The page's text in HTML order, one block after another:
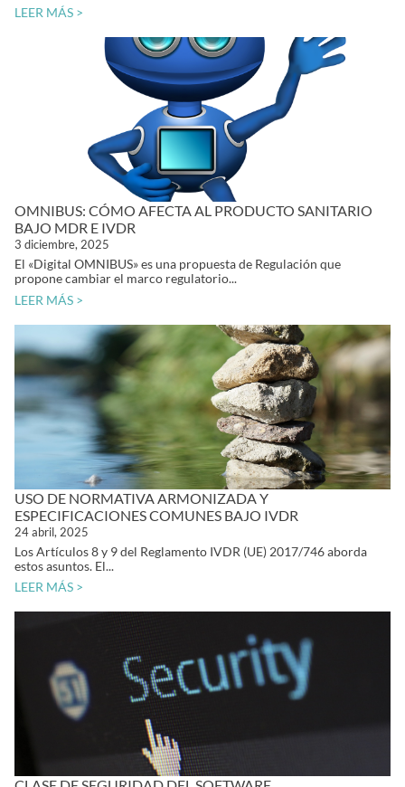
LEER MÁS >
OMNIBUS: CÓMO AFECTA AL PRODUCTO SANITARIO
BAJO MDR E IVDR
3 diciembre, 2025
El «Digital OMNIBUS» es una propuesta de Regulación que
propone cambiar el marco regulatorio...
LEER MÁS >
USO DE NORMATIVA ARMONIZADA Y
ESPECIFICACIONES COMUNES BAJO IVDR
24 abril, 2025
Los Artículos 8 y 9 del Reglamento IVDR (UE) 2017/746 aborda
estos asuntos. El...
LEER MÁS >